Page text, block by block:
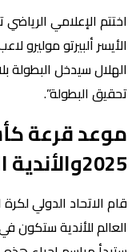
اختتم الإعلامي
الأيسر ألبيرتو موليرو
الهلال سيدخل البطولة
تحقيق البطولة”.
موعد قرعة
2025والأندية المشاركة
قام الاتحاد الدولي